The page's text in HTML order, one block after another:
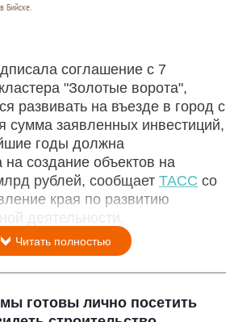
Бийске.
соглашение с 7
"Золотые ворота",
развивать на въезде в город с
сумма заявленных инвестиций,
годы должна
создание объектов на
рублей, сообщает ТАСС со
края по развитию
деятельности.
Читать полностью
готовы лично посетить